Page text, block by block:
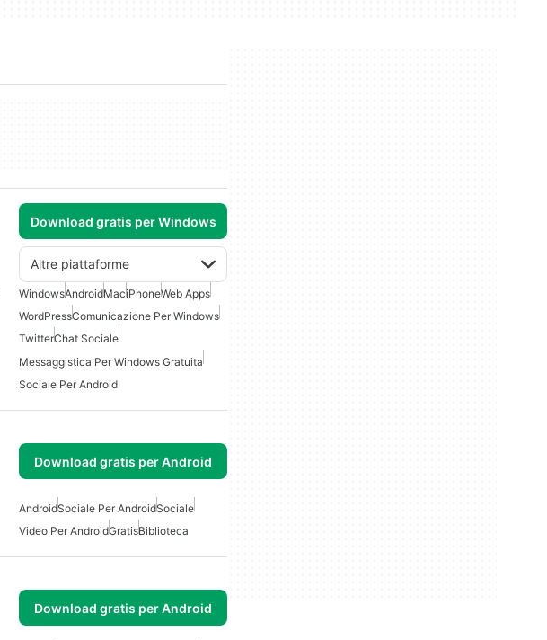
Download gratis per Windows
Altre piattaforme
WindowsAndroidMaciPhoneWeb Apps
WordPressComunicazione Per Windows
TwitterChat Sociale
Messaggistica Per Windows Gratuita
Sociale Per Android
Download gratis per Android
AndroidSociale Per AndroidSociale
Video Per AndroidGratisBiblioteca
Download gratis per Android